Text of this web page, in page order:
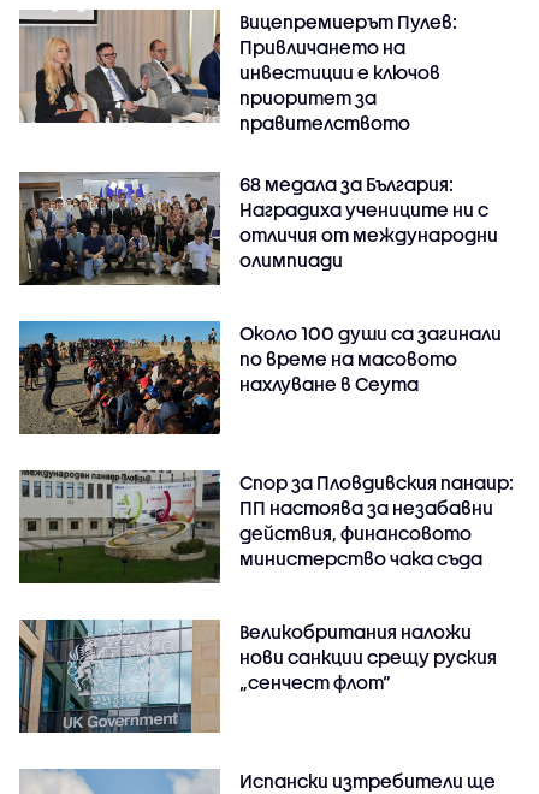
Вицепремиерът Пулев:
Привличането на
инвестиции е ключов
приоритет за
правителството
68 медала за България:
Наградиха учениците ни с
отличия от международни
олимпиади
Около 100 души са загинали
по време на масовото
нахлуване в Сеута
Спор за Пловдивския панаир:
ПП настоява за незабавни
действия, финансовото
министерство чака съда
Великобритания наложи
нови санкции срещу руския
„сенчест флот“
Испански изтребители ще